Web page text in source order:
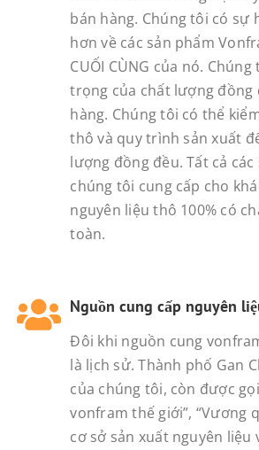
bán hàng. Chúng tôi có sự
hơn về các sản phẩm
CUỐI CÙNG của nó.
trọng của chất lượng đồng
hàng. Chúng tôi có thể
thô và quy trình sản xuất
lượng đồng đều. Tất cả
chúng tôi cung cấp cho
nguyên liệu thô 100% có
toàn.
Nguồn cung cấp nguyên
Đôi khi nguồn cung
là lịch sử. Thành phố Gan
của chúng tôi, còn được
vonfram thế giới”, “Vương
cơ sở sản xuất nguyên